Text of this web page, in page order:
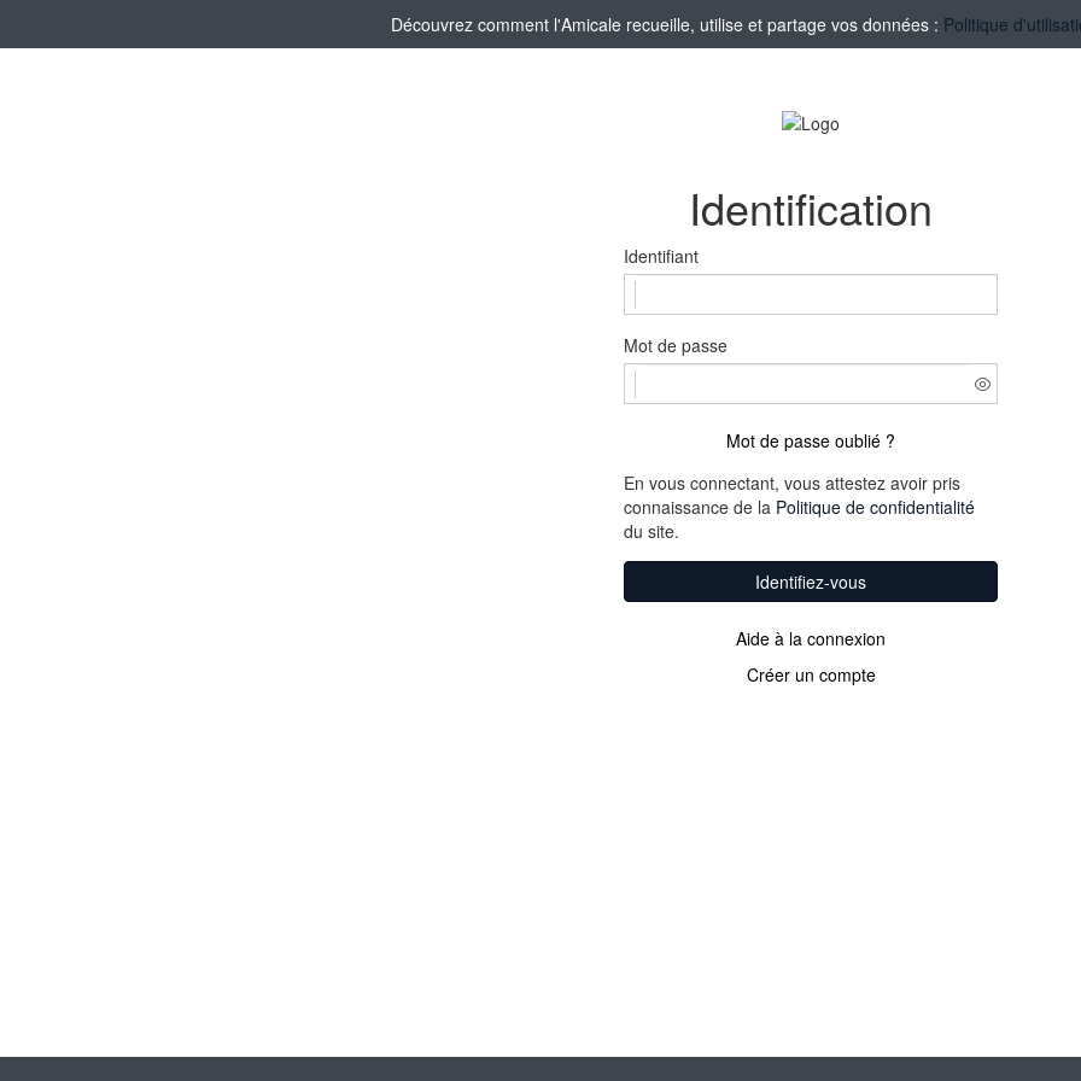
Découvrez comment l'Amicale recueille, utilise et partage vos données : Politique
Identification
Identifiant
Mot de passe
Mot de passe oublié ?
En vous connectant, vous attestez avoir pris
connaissance de la Politique de confidentialité
du site.
Identifiez-vous
Aide à la connexion
Créer un compte